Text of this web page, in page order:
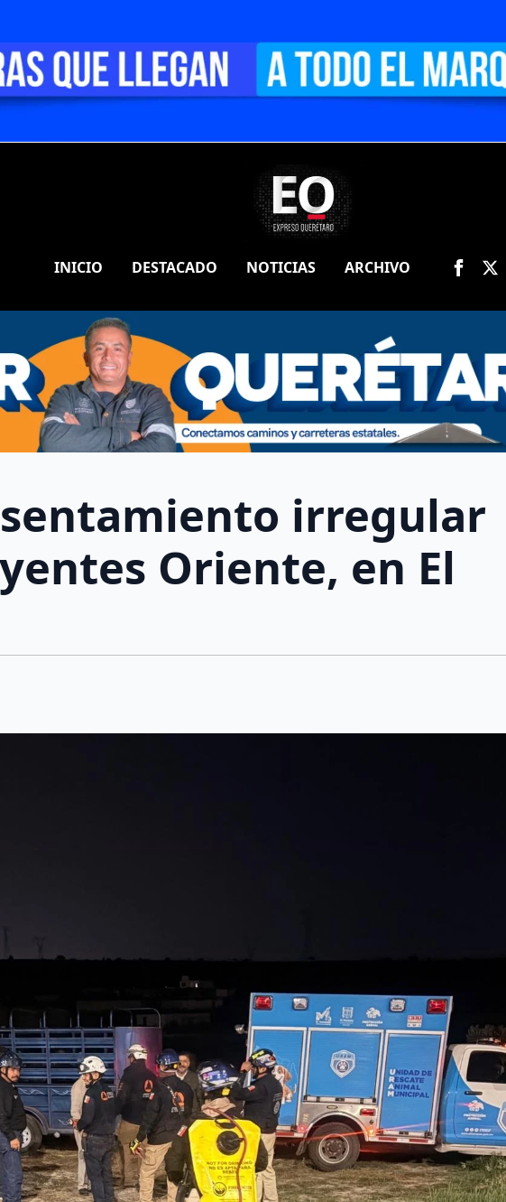
INICIO DESTACADO NOTICIAS ARCHIVO
irregular
Oriente, en El